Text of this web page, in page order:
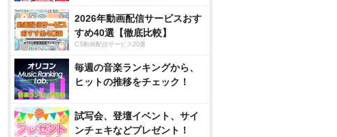
2026年動画配信サービスおす
すめ40選【徹底比較】
CS動画配信サービス20選
毎週の音楽ランキングから、
ヒットの推移をチェック！
試写会、登壇イベント、サイ
ンチェキなどプレゼント！